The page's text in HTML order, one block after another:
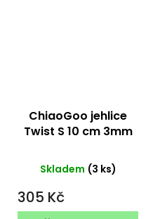
ChiaoGoo jehlice
Twist S 10 cm 3mm
Skladem (3 ks)
305 Kč